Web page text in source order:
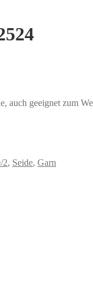
auch geeignet zum
2, Seide, Garn